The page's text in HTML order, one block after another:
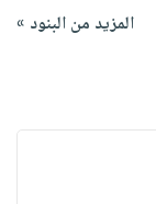
المزيد من البنود »